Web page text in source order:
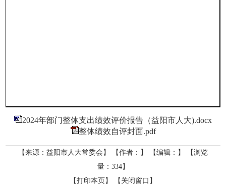
2024年部门整体支出绩效评价报告（益阳市人大).docx
整体绩效自评封面.pdf
【来源：益阳市人大常委会】 【作者：】 【编辑：】
【浏览
量： 334】
【打印本页】
【关闭窗口】